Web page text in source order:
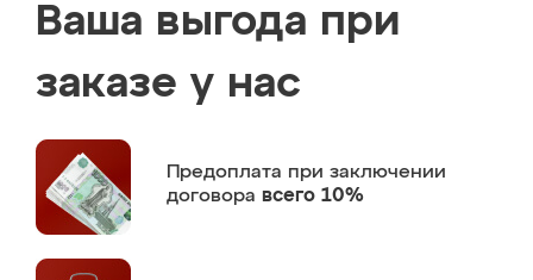
Ваша выгода при
заказе у нас
Предоплата при заключении
договора всего 10%